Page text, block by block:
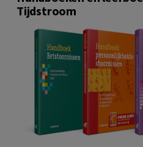
Tijdstroom